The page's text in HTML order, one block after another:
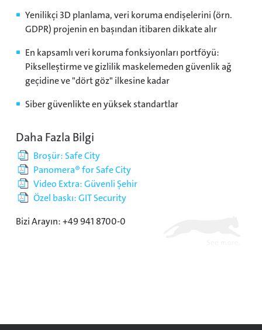
Yenilikçi 3D planlama, veri koruma endişelerini (örn.
GDPR) projenin en başından itibaren dikkate alır
En kapsamlı veri koruma fonksiyonları portföyü:
Pikselleştirme ve gizlilik maskelemeden güvenlik ağ
geçidine ve "dört göz" ilkesine kadar
Siber güvenlikte en yüksek standartlar
Daha Fazla Bilgi
Broşür: Safe City
Panomera® for Safe City
Video Extra: Güvenli Şehir
Özel baskı: GIT Security
Bizi Arayın: +49 941 8700-0